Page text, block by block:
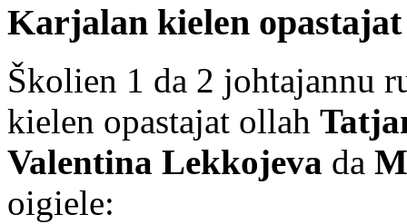
Karjalan kielen opastajat
Školien 1 da 2 johtajannu
kielen opastajat ollah
Valentina Lekkojeva da
oigiele: